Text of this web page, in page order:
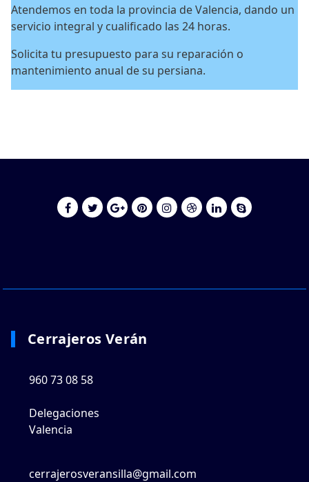
Atendemos en toda la provincia de Valencia, dando un
servicio integral y cualificado las 24 horas.
Solicita tu presupuesto para su reparación o
mantenimiento anual de su persiana.
Cerrajeros Verán
960 73 08 58
Delegaciones
Valencia
cerrajerosveransilla@gmail.com